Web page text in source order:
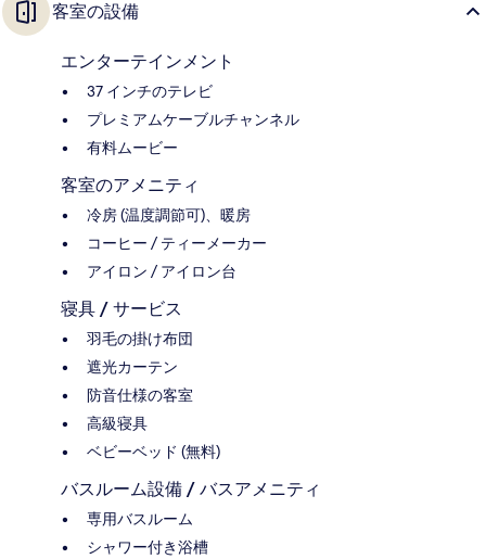
客室の設備
エンターテインメント
37 インチのテレビ
プレミアムケーブルチャンネル
有料ムービー
客室のアメニティ
冷房 (温度調節可)、暖房
コーヒー / ティーメーカー
アイロン / アイロン台
寝具 / サービス
羽毛の掛け布団
遮光カーテン
防音仕様の客室
高級寝具
ベビーベッド (無料)
バスルーム設備 / バスアメニティ
専用バスルーム
シャワー付き浴槽